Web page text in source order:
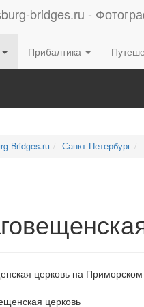
Прибалтика
Bridges.ru Санкт-Петербург
церковь на